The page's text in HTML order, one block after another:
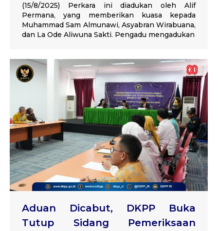
(15/8/2025) Perkara ini diadukan oleh Alif
Permana, yang memberikan kuasa kepada
Muhammad Sam Almunawi, Asyabran Wirabuana,
dan La Ode Aliwuna Sakti. Pengadu mengadukan
Aduan Dicabut, DKPP Buka
Tutup Sidang Pemeriksaan